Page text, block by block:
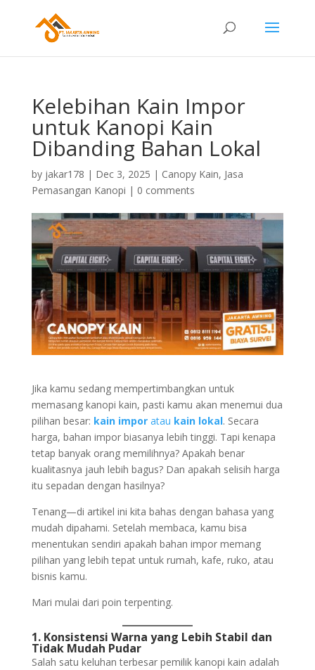
Kelebihan Kain Impor
untuk Kanopi Kain
Dibanding Bahan Lokal
by jakar178 | Dec 3, 2025 | Canopy Kain, Jasa
Pemasangan Kanopi | 0 comments
Jika kamu sedang mempertimbangkan untuk
memasang kanopi kain, pasti kamu akan menemui dua
pilihan besar: kain imporatau kain lokal. Secara
harga, bahan impor biasanya lebih tinggi. Tapi kenapa
tetap banyak orang memilihnya? Apakah benar
kualitasnya jauh lebih bagus? Dan apakah selisih harga
itu sepadan dengan hasilnya?
Tenang—di artikel ini kita bahas dengan bahasa yang
mudah dipahami. Setelah membaca, kamu bisa
menentukan sendiri apakah bahan impor memang
pilihan yang lebih tepat untuk rumah, kafe, ruko, atau
bisnis kamu.
Mari mulai dari poin terpenting.
1. Konsistensi Warna yang Lebih Stabil dan
Tidak Mudah Pudar
Salah satu keluhan terbesar pemilik kanopi kain adalah